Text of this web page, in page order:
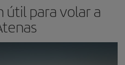
útil para volar a